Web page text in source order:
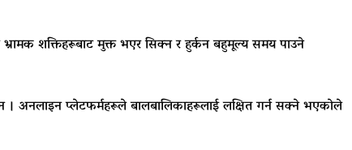
भ्रामक शक्तिहरूबाट मुक्त भएर सिक्न र हुर्कन बहुमूल्य समय पाउने
। अनलाइन प्लेटफर्महरूले बालबालिकाहरूलाई लक्षित गर्न सक्ने भएकोले